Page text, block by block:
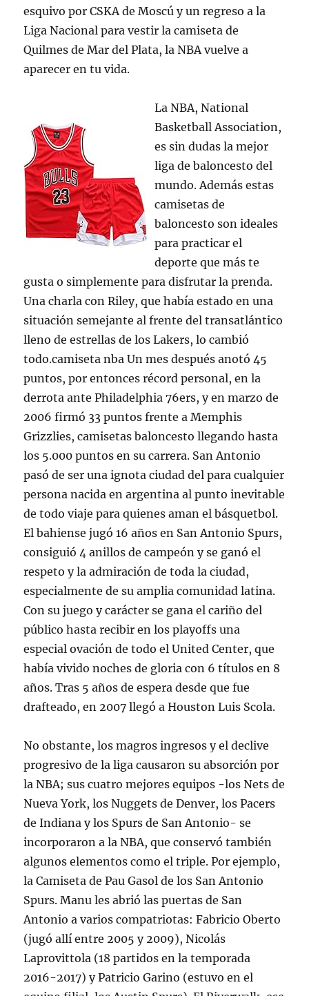
esquivo por CSKA de Moscú y un regreso a la
Liga Nacional para vestir la camiseta de
Quilmes de Mar del Plata, la NBA vuelve a
aparecer en tu vida.
La NBA, National
Basketball Association,
es sin dudas la mejor
liga de baloncesto del
mundo. Además estas
camisetas de
baloncesto son ideales
para practicar el
deporte que más te
gusta o simplemente para disfrutar la prenda.
Una charla con Riley, que había estado en una
situación semejante al frente del transatlántico
lleno de estrellas de los Lakers, lo cambió
todo.camiseta nba Un mes después anotó 45
puntos, por entonces récord personal, en la
derrota ante Philadelphia 76ers, y en marzo de
2006 firmó 33 puntos frente a Memphis
Grizzlies, camisetas baloncesto llegando hasta
los 5.000 puntos en su carrera. San Antonio
pasó de ser una ignota ciudad del para cualquier
persona nacida en argentina al punto inevitable
de todo viaje para quienes aman el básquetbol.
El bahiense jugó 16 años en San Antonio Spurs,
consiguió 4 anillos de campeón y se ganó el
respeto y la admiración de toda la ciudad,
especialmente de su amplia comunidad latina.
Con su juego y carácter se gana el cariño del
público hasta recibir en los playoffs una
especial ovación de todo el United Center, que
había vivido noches de gloria con 6 títulos en 8
años. Tras 5 años de espera desde que fue
drafteado, en 2007 llegó a Houston Luis Scola.
No obstante, los magros ingresos y el declive
progresivo de la liga causaron su absorción por
la NBA; sus cuatro mejores equipos -los Nets de
Nueva York, los Nuggets de Denver, los Pacers
de Indiana y los Spurs de San Antonio- se
incorporaron a la NBA, que conservó también
algunos elementos como el triple. Por ejemplo,
la Camiseta de Pau Gasol de los San Antonio
Spurs. Manu les abrió las puertas de San
Antonio a varios compatriotas: Fabricio Oberto
(jugó allí entre 2005 y 2009), Nicolás
Laprovittola (18 partidos en la temporada
2016-2017) y Patricio Garino (estuvo en el